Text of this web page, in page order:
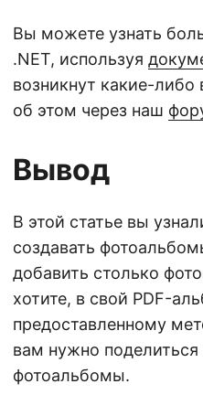
Вы можете узнать
.NET, используя
возникнут какие-
об этом через наш
Вывод
В этой статье вы
создавать
добавить столько
хотите, в свой PDF-
предоставленному
вам нужно поделиться
фотоальбомы.